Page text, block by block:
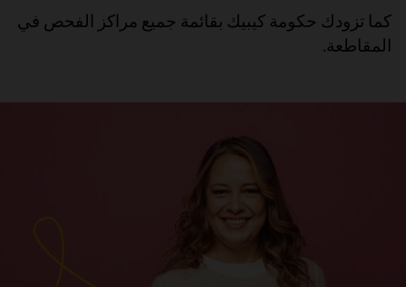
كما تزودك حكومة كيبيك بقائمة جميع مراكز الفحص في
المقاطعة.